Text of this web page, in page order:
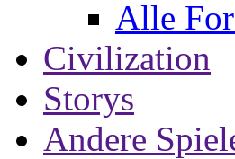
Alle
Civilization
Storys
Andere